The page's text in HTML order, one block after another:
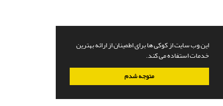
این وب سایت از کوکی ها برای اطمینان از ارائه بهترین
خدمات استفاده می کند.
متوجه شدم